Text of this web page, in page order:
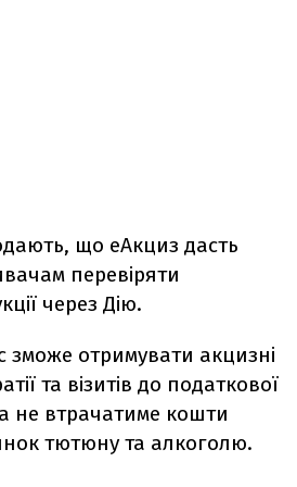
що еАкциз дасть
перевіряти
через Дію.
зможе отримувати акцизні
та візитів до податкової
не втрачатиме кошти
тютюну та алкоголю.